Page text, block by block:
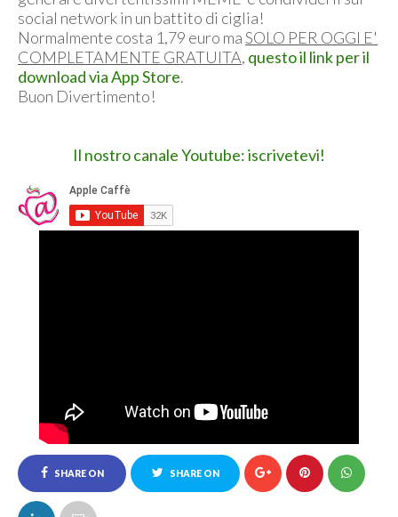
social network in un battito di ciglia!
Normalmente costa 1,79 euro maSOLO PER OGGI E'
COMPLETAMENTE GRATUITA, questo il link per il
download via App Store.
Buon Divertimento!
Il nostro canale Youtube: iscrivetevi!
SHARE ON
FACEBOOK
SHARE ON